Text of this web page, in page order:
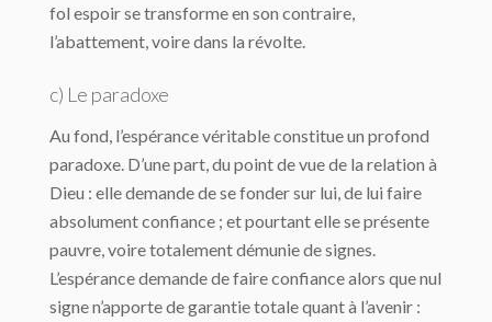
fol espoir se transforme en son contraire,
l’abattement, voire dans la révolte.
c) Le paradoxe
Au fond, l’espérance véritable constitue un profond
paradoxe. D’une part, du point de vue de la relation à
Dieu : elle demande de se fonder sur lui, de lui faire
absolument confiance ; et pourtant elle se présente
pauvre, voire totalement démunie de signes.
L’espérance demande de faire confiance alors que nul
signe n’apporte de garantie totale quant à l’avenir :